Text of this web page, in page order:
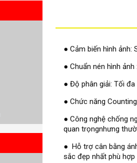
● Cảm biến hình ảnh:
● Chuẩn nén hình ảnh
● Độ phân giải: Tối
● Chức năng
● Công nghệ chống
quan trọngnhưng
● Hỗ trợ cân bằng
sắc đẹp nhất phù